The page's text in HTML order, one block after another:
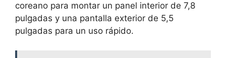
coreano para montar un panel interior de 7,8
pulgadas y una pantalla exterior de 5,5
pulgadas para un uso rápido.